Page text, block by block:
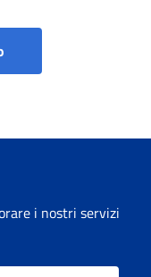
i nostri servizi